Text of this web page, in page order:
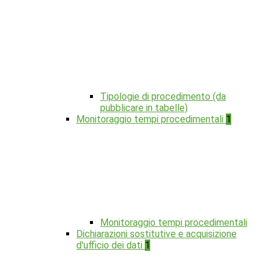
Tipologie di procedimento (da
pubblicare in tabelle)
Monitoraggio tempi procedimentali 1
Monitoraggio tempi procedimentali
Dichiarazioni sostitutive e acquisizione
d'ufficio dei dati 1